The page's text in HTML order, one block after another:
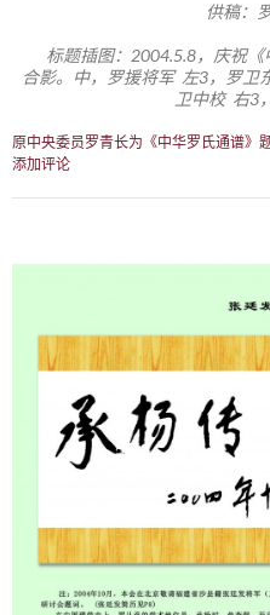
供稿：
标题插图：2004.5.8，庆祝
合影。中，罗援将军 左3，罗
卫中校 右3
原中央委员罗青长为《中华罗氏通谱》
添加评论